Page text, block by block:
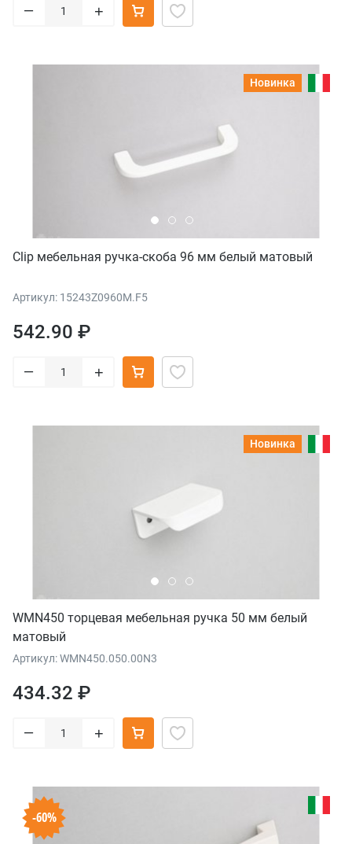
– +
Новинка
Clip мебельная ручка-скоба 96 мм белый матовый
Артикул: 15243Z0960M.F5
542.90 ₽
– +
Новинка
WMN450 торцевая мебельная ручка 50 мм белый
матовый
Артикул: WMN450.050.00N3
434.32 ₽
– +
-60%